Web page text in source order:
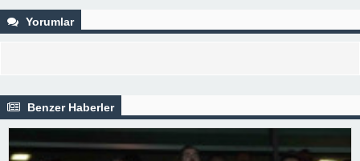
Yorumlar
Benzer Haberler